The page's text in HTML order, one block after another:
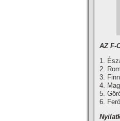
AZ F-
1.
2.
3.
4.
5.
6.